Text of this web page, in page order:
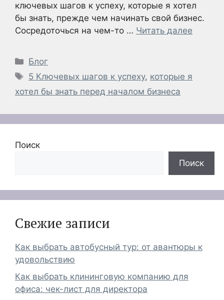
ключевых шагов к успеху, которые я хотел
бы знать, прежде чем начинать свой бизнес.
Сосредоточься на чем-то … Читать далее
Рубрики
Блог
Метки
5 Ключевых шагов к успеху, которые я
хотел бы знать перед началом бизнеса
Поиск
Поиск
Свежие записи
Как выбрать автобусный тур: от авантюры к
удовольствию
Как выбрать клининговую компанию для
офиса: чек-лист для директора